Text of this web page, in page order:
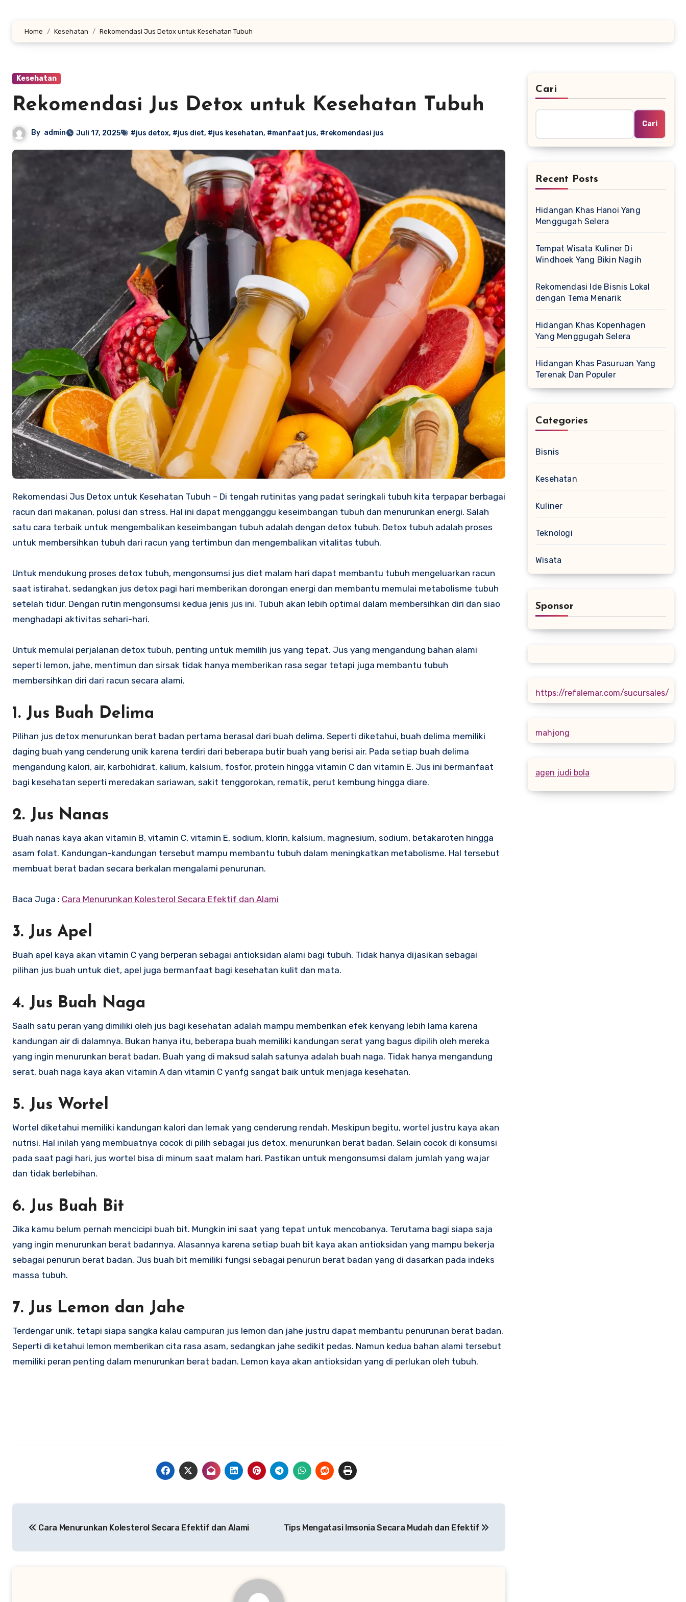
Home Kesehatan Rekomendasi Jus Detox untuk Kesehatan Tubuh
Kesehatan
Rekomendasi Jus Detox untuk Kesehatan Tubuh
By admin Juli 17, 2025 #jus detox, #jus diet, #jus kesehatan, #manfaat jus, #rekomendasi jus
Rekomendasi Jus Detox untuk Kesehatan Tubuh – Di tengah rutinitas yang padat seringkali tubuh kita terpapar berbagai
racun dari makanan, polusi dan stress. Hal ini dapat mengganggu keseimbangan tubuh dan menurunkan energi. Salah
satu cara terbaik untuk mengembalikan keseimbangan tubuh adalah dengan detox tubuh. Detox tubuh adalah proses
untuk membersihkan tubuh dari racun yang tertimbun dan mengembalikan vitalitas tubuh.
Untuk mendukung proses detox tubuh, mengonsumsi jus diet malam hari dapat membantu tubuh mengeluarkan racun
saat istirahat, sedangkan jus detox pagi hari memberikan dorongan energi dan membantu memulai metabolisme tubuh
setelah tidur. Dengan rutin mengonsumsi kedua jenis jus ini. Tubuh akan lebih optimal dalam membersihkan diri dan siao
menghadapi aktivitas sehari-hari.
Untuk memulai perjalanan detox tubuh, penting untuk memilih jus yang tepat. Jus yang mengandung bahan alami
seperti lemon, jahe, mentimun dan sirsak tidak hanya memberikan rasa segar tetapi juga membantu tubuh
membersihkan diri dari racun secara alami.
1. Jus Buah Delima
Pilihan jus detox menurunkan berat badan pertama berasal dari buah delima. Seperti diketahui, buah delima memiliki
daging buah yang cenderung unik karena terdiri dari beberapa butir buah yang berisi air. Pada setiap buah delima
mengandung kalori, air, karbohidrat, kalium, kalsium, fosfor, protein hingga vitamin C dan vitamin E. Jus ini bermanfaat
bagi kesehatan seperti meredakan sariawan, sakit tenggorokan, rematik, perut kembung hingga diare.
2. Jus Nanas
Buah nanas kaya akan vitamin B, vitamin C, vitamin E, sodium, klorin, kalsium, magnesium, sodium, betakaroten hingga
asam folat. Kandungan-kandungan tersebut mampu membantu tubuh dalam meningkatkan metabolisme. Hal tersebut
membuat berat badan secara berkalan mengalami penurunan.
Baca Juga : Cara Menurunkan Kolesterol Secara Efektif dan Alami
3. Jus Apel
Buah apel kaya akan vitamin C yang berperan sebagai antioksidan alami bagi tubuh. Tidak hanya dijasikan sebagai
pilihan jus buah untuk diet, apel juga bermanfaat bagi kesehatan kulit dan mata.
4. Jus Buah Naga
Saalh satu peran yang dimiliki oleh jus bagi kesehatan adalah mampu memberikan efek kenyang lebih lama karena
kandungan air di dalamnya. Bukan hanya itu, beberapa buah memiliki kandungan serat yang bagus dipilih oleh mereka
yang ingin menurunkan berat badan. Buah yang di maksud salah satunya adalah buah naga. Tidak hanya mengandung
serat, buah naga kaya akan vitamin A dan vitamin C yanfg sangat baik untuk menjaga kesehatan.
5. Jus Wortel
Wortel diketahui memiliki kandungan kalori dan lemak yang cenderung rendah. Meskipun begitu, wortel justru kaya akan
nutrisi. Hal inilah yang membuatnya cocok di pilih sebagai jus detox, menurunkan berat badan. Selain cocok di konsumsi
pada saat pagi hari, jus wortel bisa di minum saat malam hari. Pastikan untuk mengonsumsi dalam jumlah yang wajar
dan tidak berlebihan.
6. Jus Buah Bit
Jika kamu belum pernah mencicipi buah bit. Mungkin ini saat yang tepat untuk mencobanya. Terutama bagi siapa saja
yang ingin menurunkan berat badannya. Alasannya karena setiap buah bit kaya akan antioksidan yang mampu bekerja
sebagai penurun berat badan. Jus buah bit memiliki fungsi sebagai penurun berat badan yang di dasarkan pada indeks
massa tubuh.
7. Jus Lemon dan Jahe
Terdengar unik, tetapi siapa sangka kalau campuran jus lemon dan jahe justru dapat membantu penurunan berat badan.
Seperti di ketahui lemon memberikan cita rasa asam, sedangkan jahe sedikit pedas. Namun kedua bahan alami tersebut
memiliki peran penting dalam menurunkan berat badan. Lemon kaya akan antioksidan yang di perlukan oleh tubuh.
pos Cara Menurunkan Kolesterol Secara Efektif dan Alami Tips Mengatasi Imsonia Secara Mudah dan Efektif
Cari
Cari
Recent Posts
Hidangan Khas Hanoi Yang
Menggugah Selera
Tempat Wisata Kuliner Di
Windhoek Yang Bikin Nagih
Rekomendasi Ide Bisnis Lokal
dengan Tema Menarik
Hidangan Khas Kopenhagen
Yang Menggugah Selera
Hidangan Khas Pasuruan Yang
Terenak Dan Populer
Categories
Bisnis
Kesehatan
Kuliner
Teknologi
Wisata
Sponsor
https://refalemar.com/sucursales/
mahjong
agen judi bola